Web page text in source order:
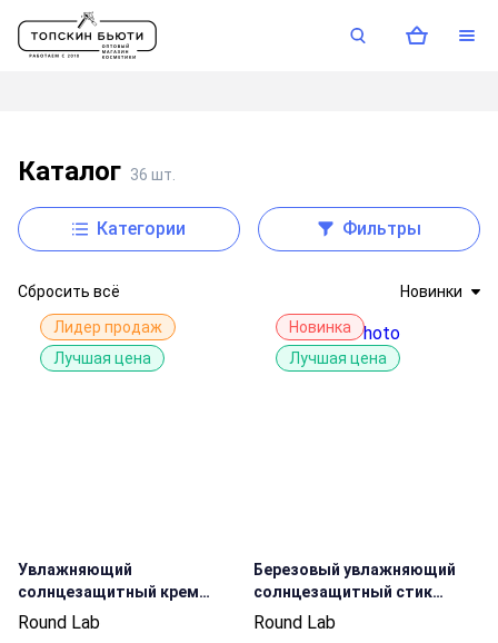
каталог 36 шт.
Категории Фильтры
Сбросить всё
Новинки
Лидер продаж
Лучшая цена
Увлажняющий
солнцезащитный крем
Round Lab Birch Juice
Round Lab
Новинка
Лучшая цена
Березовый увлажняющий
солнцезащитный стик
Round Lab Birch Juice
Round Lab